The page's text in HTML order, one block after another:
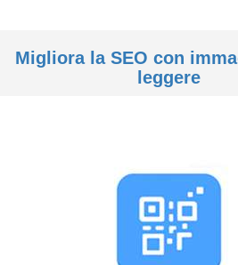
Migliora la SEO con
leggere